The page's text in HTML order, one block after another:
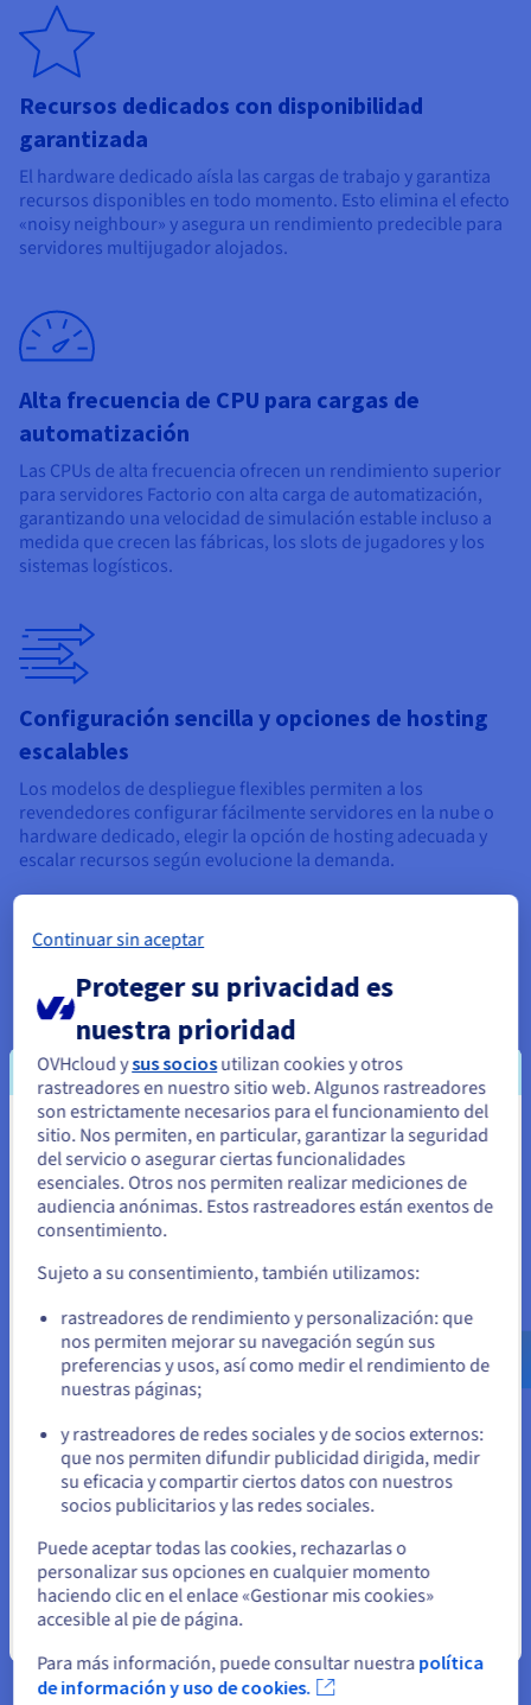
Alta frecuencia de CPU para cargas de
automatización
Las CPUs de alta frecuencia ofrecen un rendimiento superior
para servidores Factorio con alta carga de automatización,
garantizando una velocidad de simulación estable incluso a
medida que crecen las fábricas, los slots de jugadores y los
sistemas logísticos.
Recursos dedicados con disponibilidad
garantizada
El hardware dedicado aísla las cargas de trabajo y garantiza
recursos disponibles en todo momento. Esto elimina el efecto
«noisy neighbour» y asegura un rendimiento predecible para
servidores multijugador alojados.
Seguridad integrada y Game DDoS Protection
La seguridad integrada, incluida la protección DDoS para
gaming, protege los servidores frente a ataques y garantiza la
disponibilidad continua durante sesiones multijugador
prolongadas.
Configuración sencilla y opciones de hosting
escalables
Los modelos de despliegue flexibles permiten a los
revendedores configurar fácilmente servidores en la nube o
hardware dedicado, elegir la opción de hosting adecuada y
escalar recursos según evolucione la demanda.
Hosting de servidores Factorio:
base técnica
Arquitectura centrada en CPU para fábricas de
gran escala
Los servidores de Factorio dependen de un fuerte
rendimiento de CPU de un solo núcleo en lugar de la
aceleración de GPU. Elegir el hardware de servidor dedicado
adecuado es crítico para mantener valores de UPS estables.
Los revendedores pueden adaptar la configuración del
cooperativos hasta megabases, en Linux oWindows Server
según las necesidades del cliente.
Parece que está ubicado en Estados
Unidos
Si quiere hacer un pedido desde Estados Unidos, deberá buscar
el sitio web adecuado y crear una cuenta.
us.ovhcloud.com/bare-metal Inglés USD - $
Permanezca en el sitio web actual
Continuar sin aceptar
Proteger su privacidad es
nuestra prioridad
OVHcloud ysus sociosutilizan cookies y otros
rastreadores en nuestro sitio web. Algunos rastreadores
son estrictamente necesarios para el funcionamiento del
sitio. Nos permiten, en particular, garantizar la seguridad
del servicio o asegurar ciertas funcionalidades
esenciales. Otros nos permiten realizar mediciones de
audiencia anónimas. Estos rastreadores están exentos de
consentimiento.
Sujeto a su consentimiento, también utilizamos:
rastreadores de rendimiento y personalización: que
nos permiten mejorar su navegación según sus
preferencias y usos, así como medir el rendimiento de
nuestras páginas;
y rastreadores de redes sociales y de socios externos:
que nos permiten difundir publicidad dirigida, medir
su eficacia y compartir ciertos datos con nuestros
socios publicitarios y las redes sociales.
Puede aceptar todas las cookies, rechazarlas o
personalizar sus opciones en cualquier momento
haciendo clic en el enlace «Gestionar mis cookies»
accesible al pie de página.
Para más información, puede consultar nuestra política
de información y uso de cookies.